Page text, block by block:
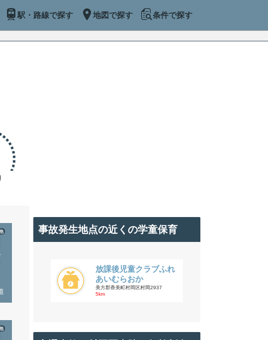
駅・路線で探す 地図で探す 条件で探す
事故発生地点の近くの学童保育
放課後児童クラブふれ
あいむらおか
美方郡香美町村岡区村岡2937
5km